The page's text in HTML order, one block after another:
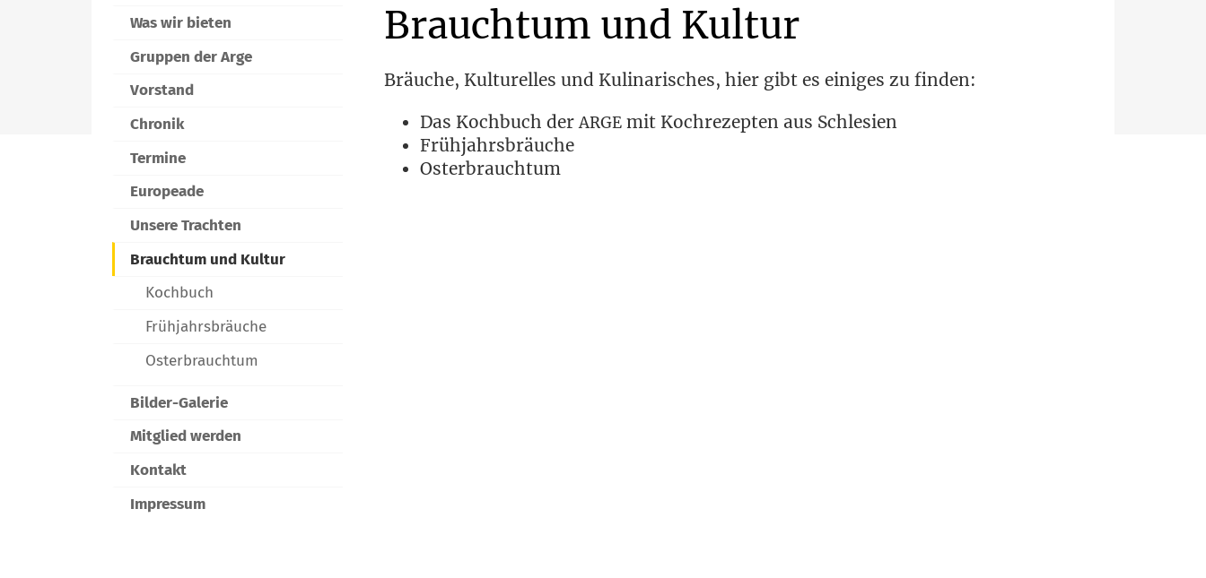
Brauchtum und Kultur
Bräu­che, Kul­tu­rel­les und Kuli­na­ri­sches, hier gibt es eini­ges zu finden:
Das Koch­buch derARGEmit Koch­re­zep­ten aus Schlesien
Früh­jahrs­bräu­che
Oster­brauch­tum
Was wir bieten
Gruppen der Arge
Vorstand
Chronik
Termine
Europeade
Unsere Trachten
Brauchtum und Kultur
Kochbuch
Frühjahrsbräuche
Osterbrauchtum
Bilder-Galerie
Mitglied werden
Kontakt
Impressum